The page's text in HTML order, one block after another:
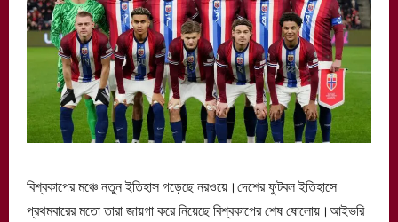
বিশ্বকাপের মঞ্চে নতুন ইতিহাস গড়েছে নরওয়ে।দেশের ফুটবল ইতিহাসে
প্রথমবারের মতো তারা জায়গা করে নিয়েছে বিশ্বকাপের শেষ ষোলোয়।আইভরি